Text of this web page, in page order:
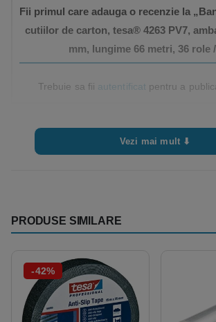
Fii primul care adauga o recenzie la
cutiilor de carton, tesa® 4263 PV7,
mm, lungime 66 metri, 36 role
Trebuie sa fii autentificat pentru a
Vezi mai mult ⬇
PRODUSE SIMILARE
-42%